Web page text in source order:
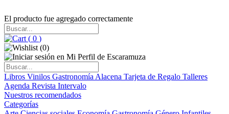
El producto fue agregado correctamente
( 0 )
(0)
Libros Vinilos Gastronomía Alacena Tarjeta de Regalo Talleres
Agenda Revista Intervalo
Nuestros recomendados
Categorías